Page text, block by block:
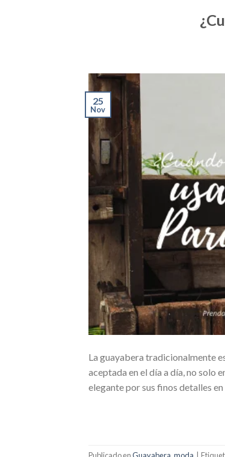
25
Nov
La guayabera tradicionalmente
aceptada en el día a día, no solo
elegante por sus finos detalles